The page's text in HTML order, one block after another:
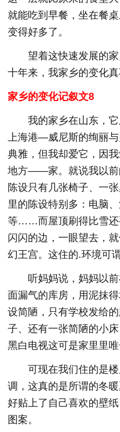
就能吃到早餐，坐在餐
变得好多了。
望着这快速发展的
十年来，我家乡的变化真
家乡的变化记叙文8
我的家乡在山东，
上海港—威尼斯的绚丽
典雅，但我却爱它，因
地方——家。就说我以前
陈设只有几张椅子、一
里的陈设特别多：电脑
等……而屋顶刷得比雪还
闪闪的边，一眼望去，
幻王宫。这住的.环境可
听妈妈说，妈妈以
面漏气的库房，用泥抹
设简陋，只有学校发给
子、还有一张简陋的小
黑白电视这可是家里里唯
可现在我们住的是
调，这真的是所谓的冬
好贴上了自己喜欢的壁
图案。